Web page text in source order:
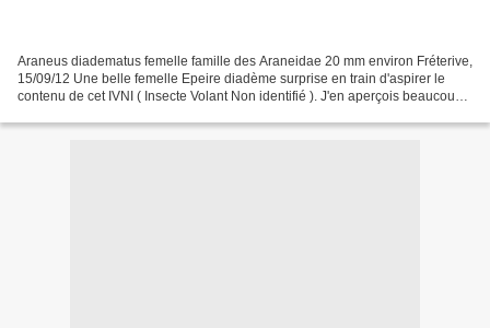
Araneus diadematus femelle famille des Araneidae 20 mm environ Fréterive,
15/09/12 Une belle femelle Epeire diadème surprise en train d'aspirer le
contenu de cet IVNI ( Insecte Volant Non identifié ). J'en aperçois beaucoup